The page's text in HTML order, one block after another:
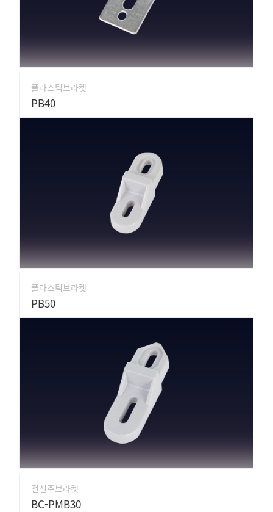
플라스틱브라켓
PB40
플라스틱브라켓
PB50
전신주브라켓
BC-PMB30